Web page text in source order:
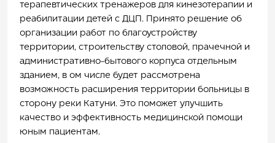
терапевтических тренажеров для кинезотерапии и
реабилитации детей с ДЦП. Принято решение об
организации работ по благоустройству
территории, строительству столовой, прачечной и
административно-бытового корпуса отдельным
зданием, в ом числе будет рассмотрена
возможность расширения территории больницы в
сторону реки Катуни. Это поможет улучшить
качество и эффективность медицинской помощи
юным пациентам.